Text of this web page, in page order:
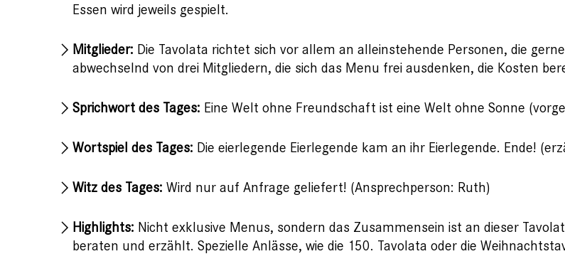
Essen wird jeweils gespielt.
Mitglieder: Die Tavolata richtet sich vor allem an alleinstehende Personen, die
abwechselnd von drei Mitgliedern, die sich das Menu frei ausdenken, die Kosten
Sprichwort des Tages: Eine Welt ohne Freundschaft ist eine Welt ohne Sonne
Wortspiel des Tages: Die eierlegende Eierlegende kam an ihr Eierlegende. Ende!
Witz des Tages: Wird nur auf Anfrage geliefert! (Ansprechperson: Ruth)
Highlights: Nicht exklusive Menus, sondern das Zusammensein ist an dieser
beraten und erzählt. Spezielle Anlässe, wie die 150. Tavolata oder die